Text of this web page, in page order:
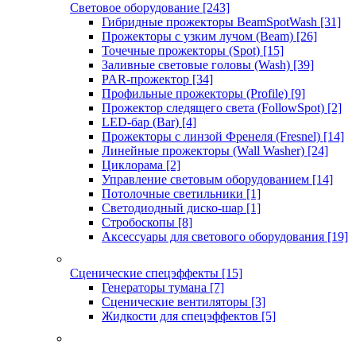
Световое оборудование [243]
Гибридные прожекторы BeamSpotWash [31]
Прожекторы с узким лучом (Beam) [26]
Точечные прожекторы (Spot) [15]
Заливные световые головы (Wash) [39]
PAR-прожектор [34]
Профильные прожекторы (Profile) [9]
Прожектор следящего света (FollowSpot) [2]
LED-бар (Bar) [4]
Прожекторы с линзой Френеля (Fresnel) [14]
Линейные прожекторы (Wall Washer) [24]
Циклорама [2]
Управление световым оборудованием [14]
Потолочные светильники [1]
Светодиодный диско-шар [1]
Стробоскопы [8]
Аксессуары для светового оборудования [19]
Сценические спецэффекты [15]
Генераторы тумана [7]
Сценические вентиляторы [3]
Жидкости для спецэффектов [5]